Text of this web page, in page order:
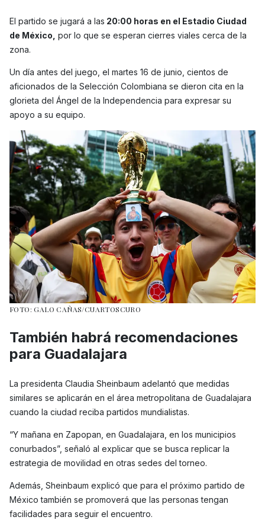
El partido se jugará a las 20:00 horas en el Estadio Ciudad
de México, por lo que se esperan cierres viales cerca de la
zona.
Un día antes del juego, el martes 16 de junio, cientos de
aficionados de la Selección Colombiana se dieron cita en la
glorieta del Ángel de la Independencia para expresar su
apoyo a su equipo.
FOTO: GALO CAÑAS/CUARTOSCURO
También habrá recomendaciones
para Guadalajara
La presidenta Claudia Sheinbaum adelantó que medidas
similares se aplicarán en el área metropolitana de Guadalajara
cuando la ciudad reciba partidos mundialistas.
“Y mañana en Zapopan, en Guadalajara, en los municipios
conurbados”, señaló al explicar que se busca replicar la
estrategia de movilidad en otras sedes del torneo.
Además, Sheinbaum explicó que para el próximo partido de
México también se promoverá que las personas tengan
facilidades para seguir el encuentro.